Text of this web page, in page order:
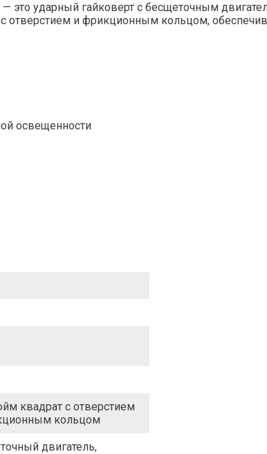
— это ударный гайковерт с бесщеточным
и фрикционным кольцом,
освещенности
квадрат с отверстием
кольцом
двигатель,